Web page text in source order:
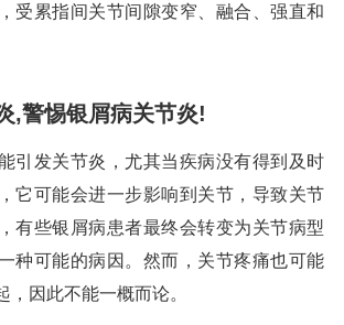
受累指间关节间隙变窄、融合、强直和
,警惕银屑病关节炎!
引发关节炎，尤其当疾病没有得到及时
它可能会进一步影响到关节，导致关节
有些银屑病患者最终会转变为关节病型
种可能的病因。然而，关节疼痛也可能
，因此不能一概而论。